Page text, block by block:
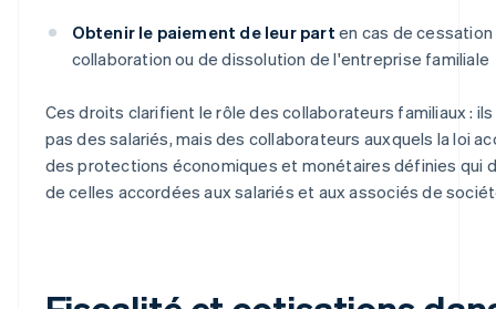
Obtenir le paiement de leur part en cas de cessation
collaboration ou de dissolution de l'entreprise familiale
Ces droits clarifient le rôle des collaborateurs familiaux :
pas des salariés, mais des collaborateurs auxquels la loi
des protections économiques et monétaires définies qui
de celles accordées aux salariés et aux associés de